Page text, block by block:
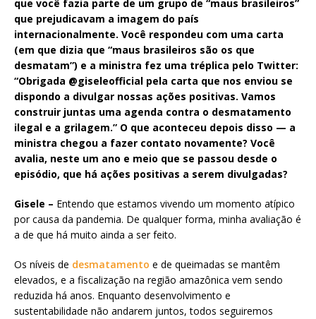
que você fazia parte de um grupo de “maus brasileiros”
que prejudicavam a imagem do país
internacionalmente. Você respondeu com uma carta
(em que dizia que “maus brasileiros são os que
desmatam”) e a ministra fez uma tréplica pelo Twitter:
“Obrigada @giseleofficial pela carta que nos enviou se
dispondo a divulgar nossas ações positivas. Vamos
construir juntas uma agenda contra o desmatamento
ilegal e a grilagem.” O que aconteceu depois disso — a
ministra chegou a fazer contato novamente? Você
avalia, neste um ano e meio que se passou desde o
episódio, que há ações positivas a serem divulgadas?
Gisele – Entendo que estamos vivendo um momento atípico
por causa da pandemia. De qualquer forma, minha avaliação é
a de que há muito ainda a ser feito.
Os níveis de desmatamento e de queimadas se mantêm
elevados, e a fiscalização na região amazônica vem sendo
reduzida há anos. Enquanto desenvolvimento e
sustentabilidade não andarem juntos, todos seguiremos